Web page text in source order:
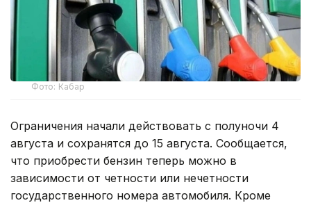
Фото: Кабар
Ограничения начали действовать с полуночи 4
августа и сохранятся до 15 августа. Сообщается,
что приобрести бензин теперь можно в
зависимости от четности или нечетности
государственного номера автомобиля. Кроме